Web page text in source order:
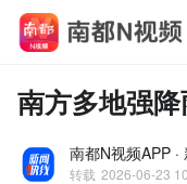
南方多地强
南都N视频APP ·
转载 2026-06-23